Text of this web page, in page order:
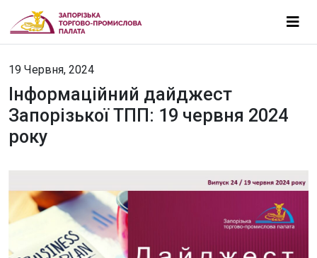
19 Червня, 2024
Інформаційний дайджест
Запорізької ТПП: 19 червня 2024
року